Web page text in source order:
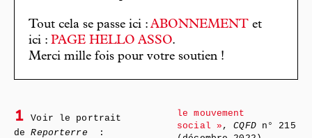
Tout cela se passe ici : ABONNEMENT et
ici : PAGE HELLO ASSO.
Merci mille fois pour votre soutien !
1
Voir le portrait
deReporterre
:
le mouvement
social » ,CQFDn° 215